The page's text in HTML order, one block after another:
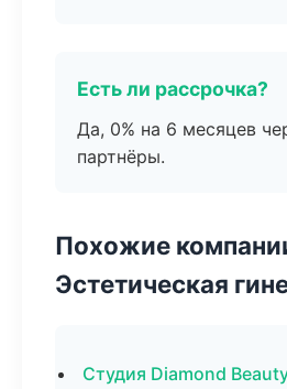
Есть ли рассрочка?
Да, 0% на 6 месяцев
партнёры.
Похожие
Эстетическая
Студия Diamond